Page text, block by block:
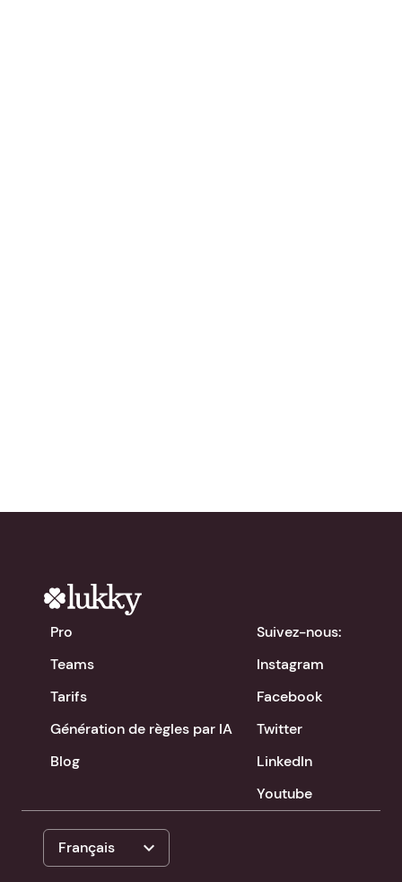
Pro
Teams
Tarifs
Génération de règles par IA
Blog
Suivez-nous:
Instagram
Facebook
Twitter
LinkedIn
Youtube
Français expand_more